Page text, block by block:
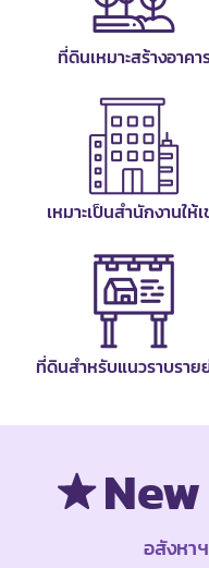
ที่ดินเหมาะสร้างอาคา
เหมาะเป็นสำนักงานให้เ
ที่ดินสำหรับแนวราบราย
อสังหา